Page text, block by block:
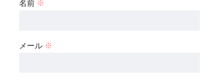
名前 ※
メール ※